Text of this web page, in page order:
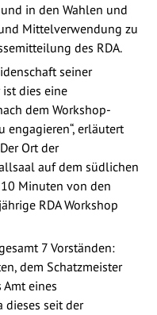
in den Wahlen und
Mittelverwendung zu
des RDA.
seiner
dies eine
dem Workshop-
engagieren“, erläutert
Ort der
auf dem südlichen
Minuten von den
RDA Workshop
7 Vorständen:
dem Schatzmeister
eines
dieses seit der